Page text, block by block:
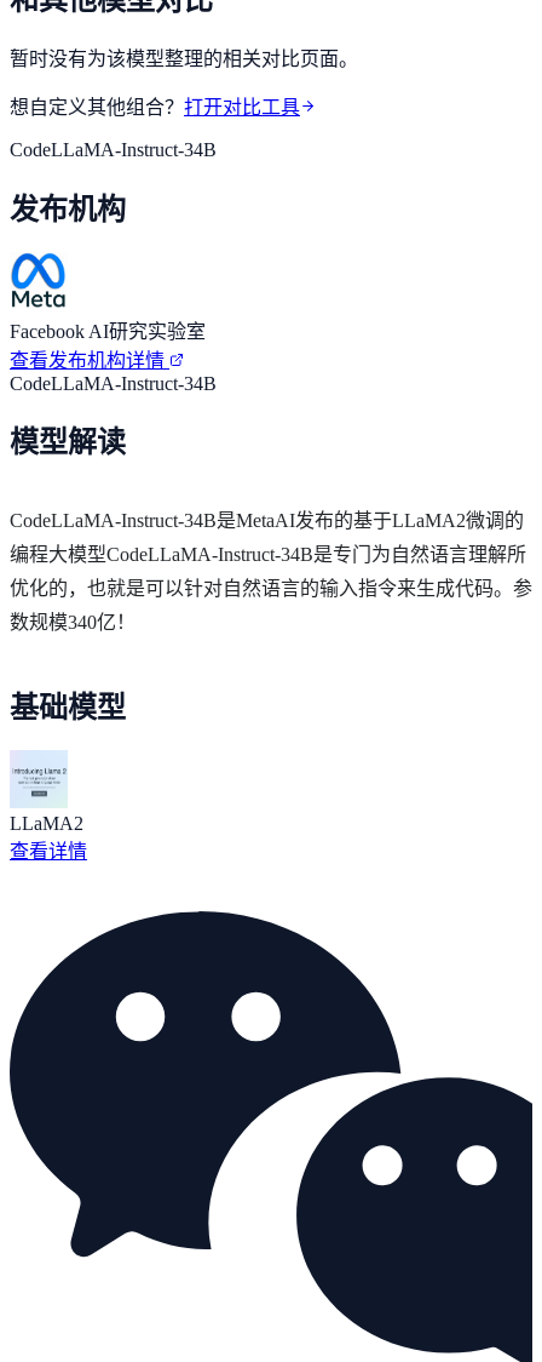
暂时没有为该模型整理的相关对比页面。
想自定义其他组合？ 打开对比工具
CodeLLaMA-Instruct-34B
发布机构
Facebook AI研究实验室
查看发布机构详情
CodeLLaMA-Instruct-34B
模型解读
CodeLLaMA-Instruct-34B是MetaAI发布的基于LLaMA2微调的
编程大模型CodeLLaMA-Instruct-34B是专门为自然语言理解所
优化的，也就是可以针对自然语言的输入指令来生成代码。参
数规模340亿！
基础模型
LLaMA2
查看详情